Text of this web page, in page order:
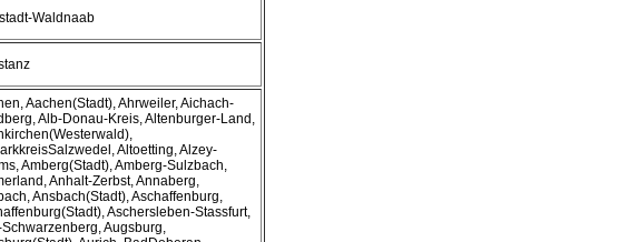
Waldnaab
Aachen(Stadt), Ahrweiler, Aichach-
Alb-Donau-Kreis, Altenburger-Land,
Altoetting, Alzey-
Amberg(Stadt), Amberg-Sulzbach,
Anhalt-Zerbst, Annaberg,
Ansbach(Stadt), Aschaffenburg,
Aschersleben-Stassfurt,
Augsburg,